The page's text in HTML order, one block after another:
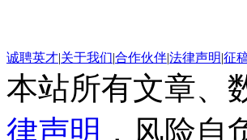
诚聘英才|关于我们|合作伙伴|法律声明|征
本站所有文章、
律声明 ，风险自